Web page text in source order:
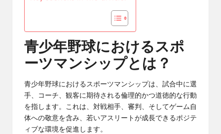
青少年野球におけるスポ
ーツマンシップとは？
青少年野球におけるスポーツマンシップは、試合中に選
手、コーチ、観客に期待される倫理的かつ道徳的な行動
を指します。これは、対戦相手、審判、そしてゲーム自
体への敬意を含み、若いアスリートが成長できるポジテ
ィブな環境を促進します。